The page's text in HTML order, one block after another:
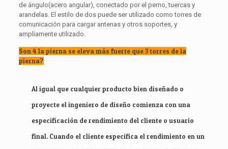
de ángulo(acero angular), conectado por el perno, tuercas y
arandelas. El estilo de dos puede ser utilizado como torres de
comunicación para cargar antenas y otros soportes, y
ampliamente utilizado.
Son 4 la pierna se eleva más fuerte que 3 torres de la
pierna?
Al igual que cualquier producto bien diseñado o
proyecte el ingeniero de diseño comienza con una
especificación de rendimiento del cliente o usuario
final. Cuando el cliente especifica el rendimiento en un